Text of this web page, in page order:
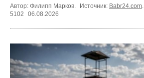
Автор: Филипп Марков. Источник: Babr24.com.
5102
06.08.2026